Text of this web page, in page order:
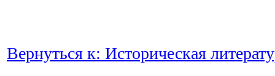
Вернуться к: Историческая